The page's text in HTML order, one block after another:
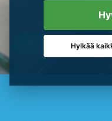
SKS GROUP 100
Hylkää